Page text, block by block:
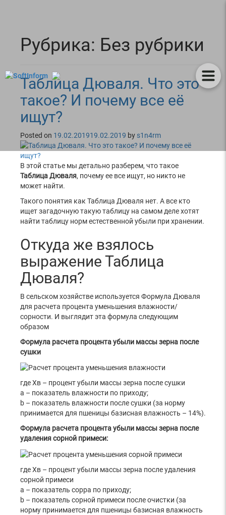
Рубрика: Без рубрики
Таблица Дюваля. Что это
такое? И почему все её
ищут?
Posted on 19.02.201919.02.2019 by s1n4rm
В этой статье мы детально разберем, что такое
Таблица Дюваля, почему ее все ищут, но никто не
может найти.
Такого понятия как Таблица Дюваля нет. А все кто
ищет загадочную такую таблицу на самом деле хотят
найти таблицу норм естественной убыли при хранении.
Откуда же взялось
выражение Таблица
Дюваля?
В сельском хозяйстве используется Формула Дюваля
для расчета процента уменьшения влажности/
сорности. И выглядит эта формула следующим
образом
Формула расчета процента убыли массы зерна после
сушки
где Хв – процент убыли массы зерна после сушки
а – показатель влажности по приходу;
b – показатель влажности после сушки (за норму
принимается для пшеницы базисная влажность – 14%).
Формула расчета процента убыли массы зерна после
удаления сорной примеси:
где Хв – процент убыли массы зерна после удаления
сорной примеси
а – показатель сорра по приходу;
b – показатель сорной примеси после очистки (за
норму принимается для пшеницы базисная влажность